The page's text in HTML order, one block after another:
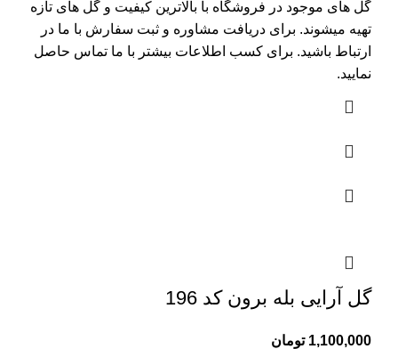
گل های موجود در فروشگاه با بالاترین کیفیت و گل های تازه
تهیه میشوند. برای دریافت مشاوره و ثبت سفارش با ما در
ارتباط باشید. برای کسب اطلاعات بیشتر با ما تماس حاصل
نمایید.
گل آرایی بله برون کد 196
1,100,000 تومان